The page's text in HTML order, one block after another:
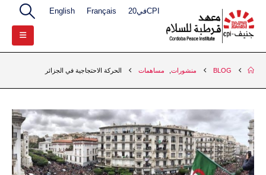
CPIفي20 Français
English
BLOG منشورات مساهمات الحركة الاحتجاجية في الجزائر